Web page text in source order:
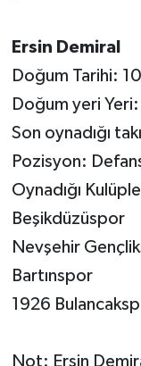
Ersin Demiral
Doğum Tarihi:
Doğum yeri
Son oynadığı
Pozisyon:
Oynadığı
Beşikdüzüspor
Nevşehir
Bartınspor
1926
Not: Ersin